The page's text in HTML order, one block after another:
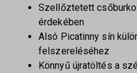
Szellőztetett
érdekében
Alsó Picatinny sín
felszereléséhez
Könnyű újratöltés a